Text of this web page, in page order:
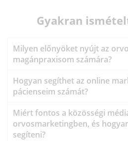
Gyakran
Milyen előnyöket nyújt az
magánpraxisom számára?
Hogyan segíthet az online
pácienseim számát?
Miért fontos a közösségi
orvosmarketingben, és
segíteni?